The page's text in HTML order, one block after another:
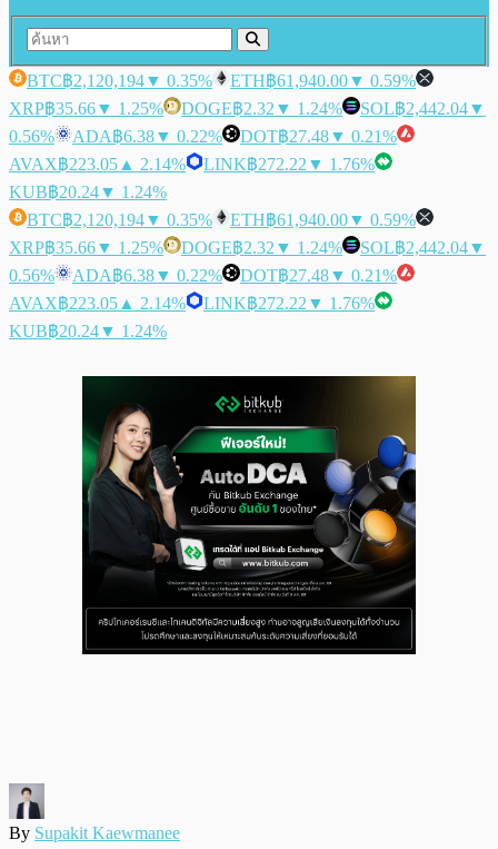
BTC฿2,120,194▼ 0.35% ETH฿61,940.00▼ 0.59%
XRP฿35.66▼ 1.25% DOGE฿2.32 ▼ 1.24% SOL฿2,442.04▼
0.56%
ADA฿6.38▼ 0.22% DOT฿27.48▼ 0.21%
AVAX฿223.05 ▲ 2.14% LINK฿272.22 ▼ 1.76%
KUB฿20.24▼ 1.24%
BTC฿2,120,194▼ 0.35% ETH฿61,940.00▼ 0.59%
XRP฿35.66▼ 1.25% DOGE฿2.32 ▼ 1.24% SOL฿2,442.04▼
0.56%
ADA฿6.38▼ 0.22% DOT฿27.48▼ 0.21%
AVAX฿223.05 ▲ 2.14% LINK฿272.22 ▼ 1.76%
KUB฿20.24▼ 1.24%
By Supakit Kaewmanee